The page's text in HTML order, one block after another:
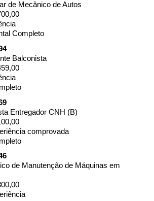
de Mecânico de Autos
Completo
Balconista
Entregador CNH (B)
comprovada
de Manutenção de Máquinas em